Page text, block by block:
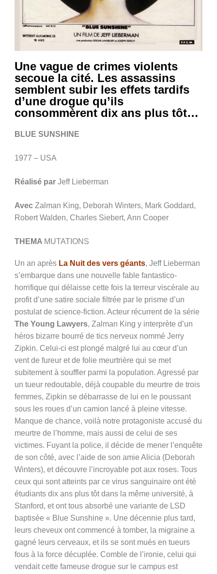
Une vague de crimes violents
secoue la cité. Les assassins
semblent subir les effets tardifs
d’une drogue qu’ils
consommèrent dix ans plus tôt…
BLUE SUNSHINE
1977 – USA
Réalisé par Jeff Lieberman
Avec Zalman King, Deborah Winters, Mark Goddard,
Robert Walden, Charles Siebert, Ann Cooper
THEMA MUTATIONS
Un an après La Nuit des vers géants, Jeff Lieberman
s’embarque dans une nouvelle fable fantastico-
horrifique qui délaisse cette fois la terreur viscérale au
profit d’une satire sociale filtrée par le prisme d’un
postulat de science-fiction. Acteur récurrent de la série
The Young Lawyers, Zalman King y interprète d’un
héros bizarre bourré de tics nerveux nommé Jerry
Zipkin. Celui-ci est plongé malgré lui au cœur d’un
vent de fureur et de folie meurtrière qui se met
subitement à souffler parmi la population. Agressé par
un tueur redoutable, déjà coupable du meurtre de trois
femmes, Zipkin se débarrasse de lui en le poussant
sous les roues d’un camion lancé à pleine vitesse.
Manque de chance, voilà notre protagoniste accusé du
meurtre de l’homme, mais aussi de celui de ses
victimes. Fuyant la police, il décide de mener l’enquête
de son côté, avec l’aide de son amie Alicia (Deborah
Winters), et découvre l’incroyable pot aux roses. Tous
ceux qui sont atteints par ce virus sanguinaire ont été
étudiants dix ans plus tôt dans la même université, à
Stanford, et ont tous absorbé une variante de LSD
baptisée « Blue Sunshine ». Une décennie plus tard,
leurs cheveux ont commencé à tomber, la migraine a
gagné leurs cerveaux, et ils se sont mués en tueurs
fous à la force décuplée. Comble de l’ironie, celui qui
vendait cette fameuse drogue sur le campus est